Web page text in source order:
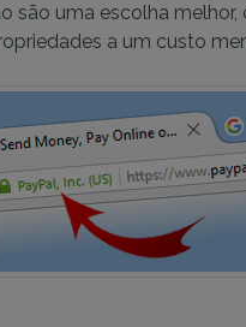
são uma escolha melhor,
a um custo